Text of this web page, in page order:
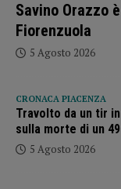
Savino Orazzo
Fiorenzuola
5 Agosto 2026
CRONACA PIACENZA
Travolto da un tir
sulla morte di un
5 Agosto 2026